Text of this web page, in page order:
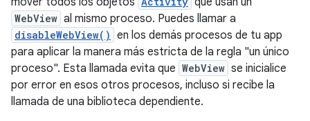
WebView al mismo proceso. Puedes llamar a
disableWebView() en los demás procesos de tu app
para aplicar la manera más estricta de la regla "un único
proceso". Esta llamada evita que WebView se inicialice
por error en esos otros procesos, incluso si recibe la
llamada de una biblioteca dependiente.